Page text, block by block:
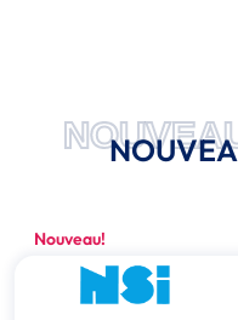
Nouveau!